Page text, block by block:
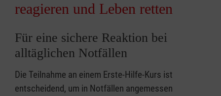
reagieren und Leben retten
Für eine sichere Reaktion bei
alltäglichen Notfällen
Die Teilnahme an einem Erste-Hilfe-Kurs ist
entscheidend, um in Notfällen angemessen